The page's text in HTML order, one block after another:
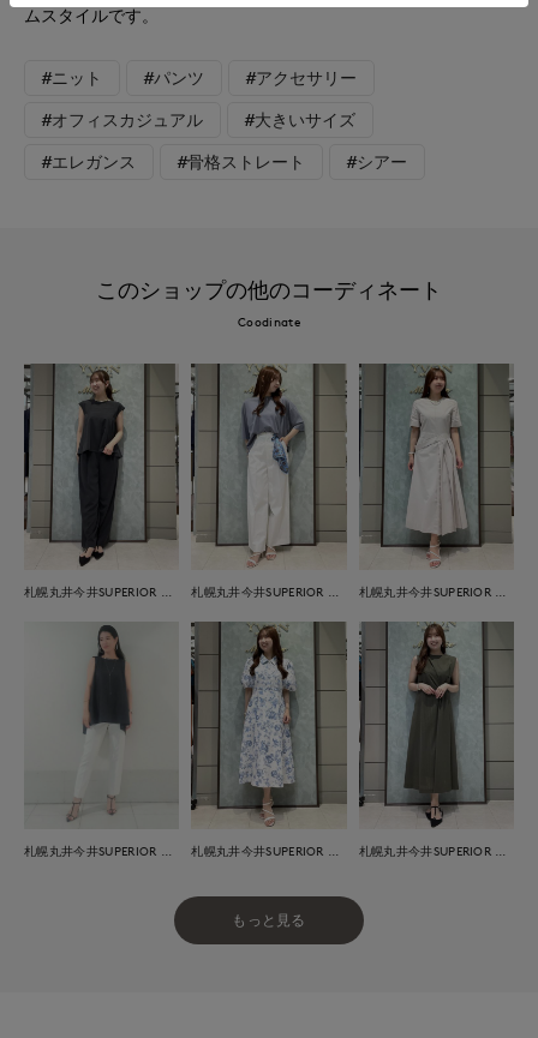
ムスタイルです。
#ニット #パンツ #アクセサリー
#オフィスカジュアル #大きいサイズ
#エレガンス #骨格ストレート #シアー
このショップの他のコーディネート
Coodinate
もっと見る